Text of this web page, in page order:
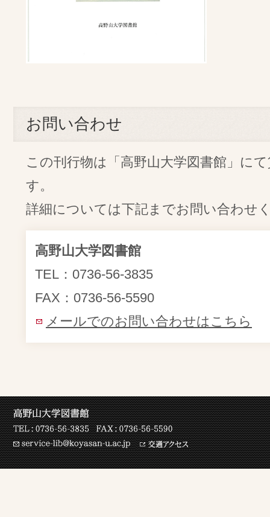
お問い合わせ
この刊行物は「高野山大学図書館」に
す。
詳細については下記までお問い合わせ
高野山大学図書館
TEL：0736-56-3835
FAX：0736-56-5590
メールでのお問い合わせはこちら